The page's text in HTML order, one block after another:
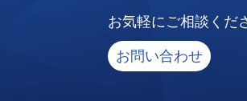
お気軽にご相談くだ
お問い合わせ